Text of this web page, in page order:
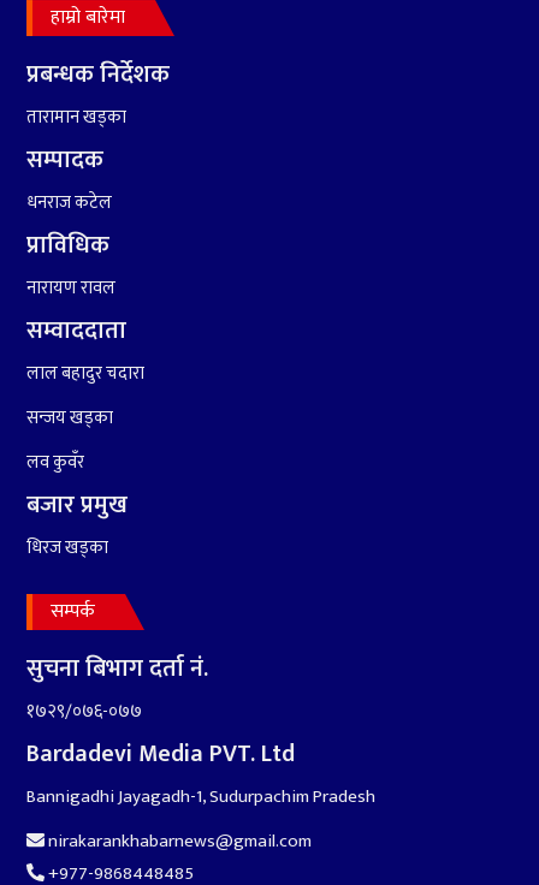
हामी पनि त उडाउछौ ।
हाम्रो बारेमा
प्रबन्धक निर्देशक
तारामान खड्का
सम्पादक
धनराज कटेल
प्राविधिक
नारायण रावल
सम्वाददाता
लाल बहादुर चदारा
सन्जय खड्का
लव कुवँर
बजार प्रमुख
धिरज खड्का
सम्पर्क
सुचना बिभाग दर्ता नं.
१७२९/०७६-०७७
Bardadevi Media PVT. Ltd
Bannigadhi Jayagadh-1, Sudurpachim Pradesh
nirakarankhabarnews@gmail.com
+977-9868448485